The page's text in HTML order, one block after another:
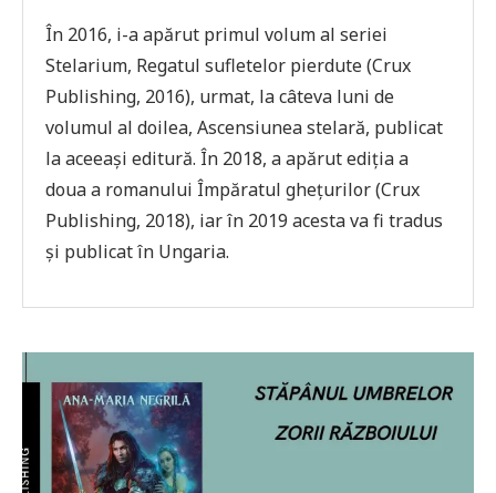
În 2016, i-a apărut primul volum al seriei
Stelarium, Regatul sufletelor pierdute (Crux
Publishing, 2016), urmat, la câteva luni de
volumul al doilea, Ascensiunea stelară, publicat
la aceeași editură. În 2018, a apărut ediția a
doua a romanului Împăratul ghețurilor (Crux
Publishing, 2018), iar în 2019 acesta va fi tradus
și publicat în Ungaria.